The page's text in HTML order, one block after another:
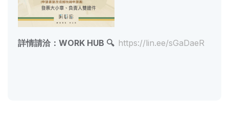
詳情請洽：WORK HUB 🔍 https://lin.ee/sGaDaeR